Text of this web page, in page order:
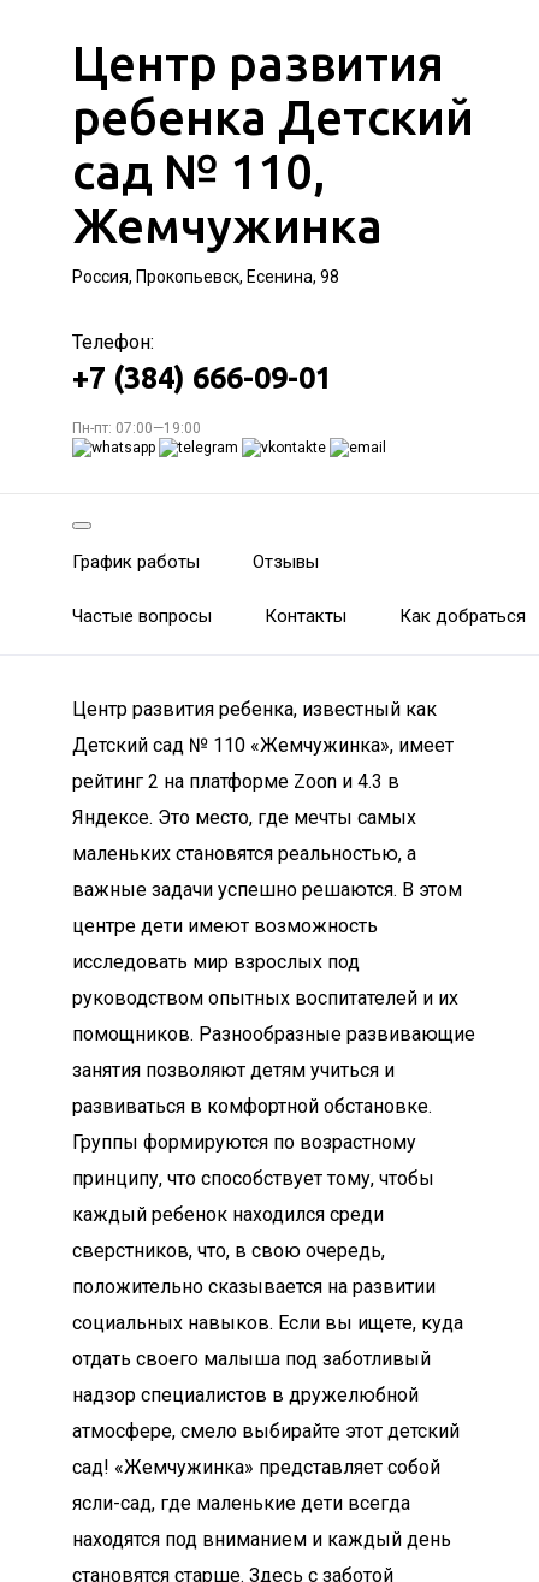
Центр развития
ребенка Детский
сад № 110,
Жемчужинка
Россия, Прокопьевск, Есенина, 98
Телефон:
+7 (384) 666-09-01
Пн-пт: 07:00—19:00
График работы Отзывы
Частые вопросы Контакты Как добраться
Центр развития ребенка, известный как
Детский сад № 110 «Жемчужинка», имеет
рейтинг 2 на платформе Zoon и 4.3 в
Яндексе. Это место, где мечты самых
маленьких становятся реальностью, а
важные задачи успешно решаются. В этом
центре дети имеют возможность
исследовать мир взрослых под
руководством опытных воспитателей и их
помощников. Разнообразные развивающие
занятия позволяют детям учиться и
развиваться в комфортной обстановке.
Группы формируются по возрастному
принципу, что способствует тому, чтобы
каждый ребенок находился среди
сверстников, что, в свою очередь,
положительно сказывается на развитии
социальных навыков. Если вы ищете, куда
отдать своего малыша под заботливый
надзор специалистов в дружелюбной
атмосфере, смело выбирайте этот детский
сад! «Жемчужинка» представляет собой
ясли-сад, где маленькие дети всегда
находятся под вниманием и каждый день
становятся старше. Здесь с заботой